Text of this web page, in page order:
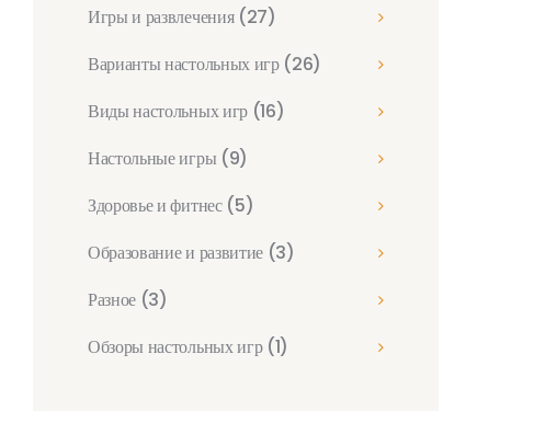
Игры и развлечения (27)
Варианты настольных игр (26)
Виды настольных игр (16)
Настольные игры (9)
Здоровье и фитнес (5)
Образование и развитие (3)
Разное (3)
Обзоры настольных игр (1)